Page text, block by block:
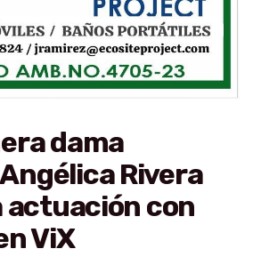
dama
Rivera
actuación con
ViX